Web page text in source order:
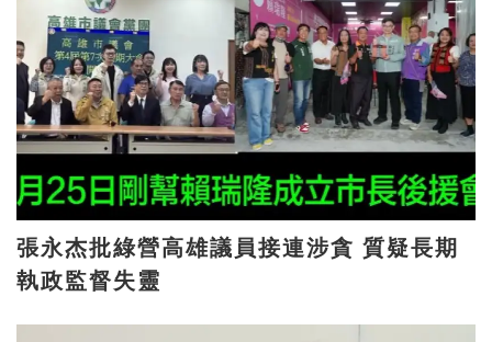
張永杰批綠營高雄議員接連涉貪 質疑長期
執政監督失靈